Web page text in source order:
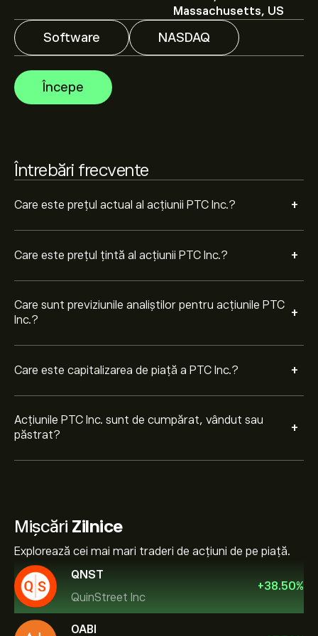
Massachusetts, US
Software NASDAQ
Începe
Întrebări frecvente
Care este prețul actual al acțiunii PTC Inc.? +
Care este prețul țintă al acțiunii PTC Inc.? +
Care sunt previziunile analiștilor pentru acțiunile PTC
Inc.?
+
Analiștii oferă previziuni pentru acțiunile PTC Inc. bazate
pe tendințele pieței, rapoarte financiare și creșterea
estimată. Verifică cele mai recente previziuni pentru
Care este capitalizarea de piață a PTC Inc.? +
Acțiunile PTC Inc. sunt de cumpărat, vândut sau
păstrat?
+
moderată.
Mișcări Zilnice
Explorează cei mai mari traderi de acțiuni de pe piață.
QNST
QuinStreet Inc
+38.50%
OABI